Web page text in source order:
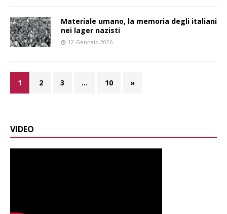
Materiale umano, la memoria degli italiani
nei lager nazisti
12 Gennaio 2026
1 2 3 … 10 »
VIDEO